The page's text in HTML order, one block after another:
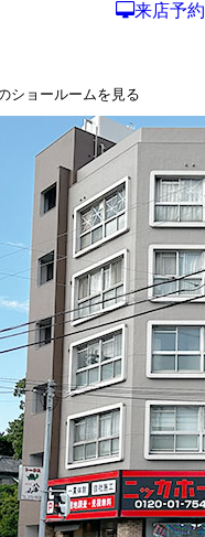
来店予約
ショールームを見る